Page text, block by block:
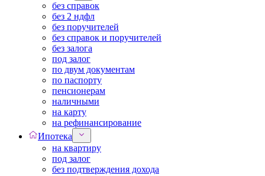
без справок
без 2 ндфл
без поручителей
без справок и поручителей
без залога
под залог
по двум документам
по паспорту
пенсионерам
наличными
на карту
на рефинансирование
Ипотека
на квартиру
под залог
без подтверждения дохода